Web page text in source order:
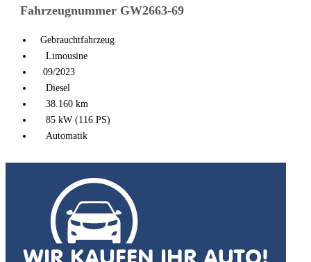
Fahrzeugnummer GW2663-69
Gebrauchtfahrzeug
Limousine
09/2023
Diesel
38.160 km
85 kW (116 PS)
Automatik